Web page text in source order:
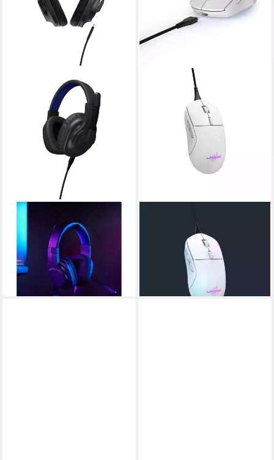
SoundZ 100 V2, Schwarz
Gaming-Headset
(Lautstärkeregler)
54,91 €
lieferbar - in 2-3 Werktagen bei dir
Reaper 250, Weiß Gaming-
Maus (kabelgebunden)
ab 39,70 €
leider ausverkauft